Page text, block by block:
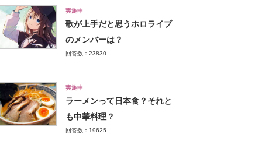
実施中
歌が上手だと思うホロライブ
のメンバーは？
回答数：23830
実施中
ラーメンって日本食？それと
も中華料理？
回答数：19625